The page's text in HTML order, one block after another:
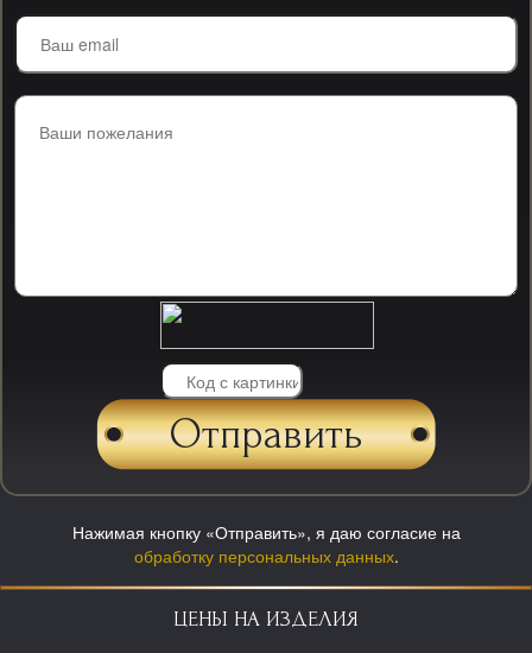
Нажимая кнопку «Отправить», я даю согласие на
обработку персональных данных.
ЦЕНЫ НА ИЗДЕЛИЯ